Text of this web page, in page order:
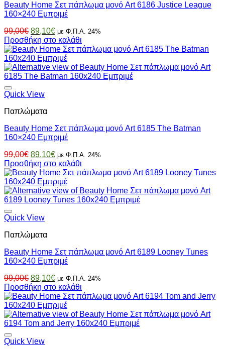
Beauty Home Σετ πάπλωμα μονό Art 6186 Justice League
160×240 Εμπριμέ
99,00€ Original
price
was:
99,00€.
89,10€Η
τρέχουσα
τιμή
είναι:
89,10€.
με Φ.Π.Α. 24%
Προσθήκη στο καλάθι
Quick View
Παπλώματα
Beauty Home Σετ πάπλωμα μονό Art 6185 The Batman
160×240 Εμπριμέ
99,00€ Original
price
was:
99,00€.
89,10€Η
τρέχουσα
τιμή
είναι:
89,10€.
με Φ.Π.Α. 24%
Προσθήκη στο καλάθι
Quick View
Παπλώματα
Beauty Home Σετ πάπλωμα μονό Art 6189 Looney Tunes
160×240 Εμπριμέ
99,00€ Original
price
was:
99,00€.
89,10€Η
τρέχουσα
τιμή
είναι:
89,10€.
με Φ.Π.Α. 24%
Προσθήκη στο καλάθι
Quick View